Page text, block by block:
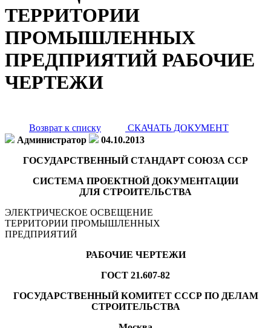
ТЕРРИТОРИИ
ПРОМЫШЛЕННЫХ
ПРЕДПРИЯТИЙ РАБОЧИЕ
ЧЕРТЕЖИ
Возврат к списку
СКАЧАТЬ ДОКУМЕНТ
Администратор
04.10.2013
ГОСУДАРСТВЕННЫЙ СТАНДАРТ СОЮЗА ССР
СИСТЕМА ПРОЕКТНОЙ ДОКУМЕНТАЦИИ
ДЛЯ СТРОИТЕЛЬСТВА
ЭЛЕКТРИЧЕСКОЕ ОСВЕЩЕНИЕ
ТЕРРИТОРИИ ПРОМЫШЛЕННЫХ
ПРЕДПРИЯТИЙ
РАБОЧИЕ ЧЕРТЕЖИ
ГОСТ 21.607-82
ГОСУДАРСТВЕННЫЙ КОМИТЕТ СССР ПО ДЕЛАМ
СТРОИТЕЛЬСТВА